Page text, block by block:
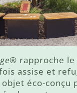
® rapproche le
assise et
éco-conçu